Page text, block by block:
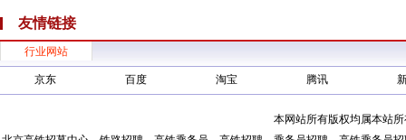
友情链接
行业网站
京东
百度 淘宝 腾讯
本网站所有版权均属本站